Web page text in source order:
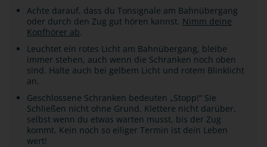
Achte darauf, dass du Tonsignale am Bahnübergang
oder durch den Zug gut hören kannst. Nimm deine
Kopfhörer ab.
Leuchtet ein rotes Licht am Bahnübergang, bleibe
immer stehen, auch wenn die Schranken noch oben
sind. Halte auch bei gelbem Licht und rotem Blinklicht
an.
Geschlossene Schranken bedeuten „Stopp!“ Sie
Schließen nicht ohne Grund. Klettere nicht darüber,
selbst wenn du etwas warten musst, bis der Zug
kommt. Kein noch so eiliger Termin ist dein Leben
wert!